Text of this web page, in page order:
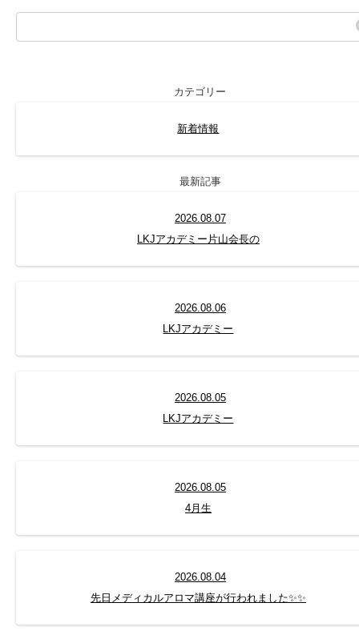
カテゴリー
新着情報
最新記事
2026.08.07
LKJアカデミー片山会長の
2026.08.06
LKJアカデミー
2026.08.05
LKJアカデミー
2026.08.05
4月生
2026.08.04
先日メディカルアロマ講座が行われました✨✨